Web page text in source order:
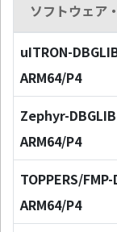
ソフトウェア
uITRON-
ARM64/P4
Zephyr-
ARM64/P4
TOPPERS/
ARM64/P4